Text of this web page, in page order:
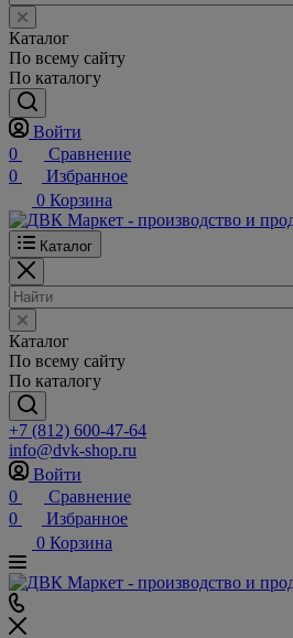
Каталог
По всему сайту
По каталогу
Войти
0
Сравнение
0
Избранное
0 Корзина
Каталог
Каталог
По всему сайту
По каталогу
+7 (812) 600-47-64
info@dvk-shop.ru
Войти
0
Сравнение
0
Избранное
0 Корзина